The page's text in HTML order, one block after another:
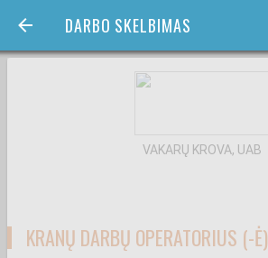
DARBO SKELBIMAS
VAKARŲ KROVA, UAB
KRANŲ DARBŲ OPERATORIUS (-Ė)